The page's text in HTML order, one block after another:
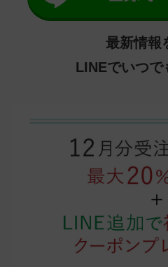
最新情報
LINEでいつで